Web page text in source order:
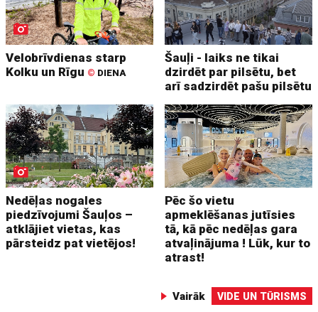
Velobrīvdienas starp
Kolku un Rīgu © DIENA
Šauļi - laiks ne tikai
dzirdēt par pilsētu, bet
arī sadzirdēt pašu pilsētu
Nedēļas nogales
piedzīvojumi Šauļos –
atklājiet vietas, kas
pārsteidz pat vietējos!
Pēc šo vietu
apmeklēšanas jutīsies
tā, kā pēc nedēļas gara
atvaļinājuma ! Lūk, kur to
atrast!
Vairāk VIDE UN TŪRISMS